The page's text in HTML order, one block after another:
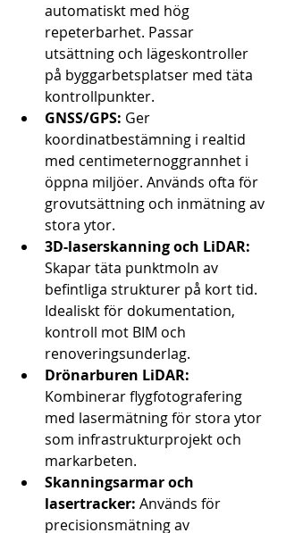
automatiskt med hög
repeterbarhet. Passar
utsättning och lägeskontroller
på byggarbetsplatser med täta
kontrollpunkter.
GNSS/GPS: Ger
koordinatbestämning i realtid
med centimeternoggrannhet i
öppna miljöer. Används ofta för
grovutsättning och inmätning av
stora ytor.
3D-laserskanning och LiDAR:
Skapar täta punktmoln av
befintliga strukturer på kort tid.
Idealiskt för dokumentation,
kontroll mot BIM och
renoveringsunderlag.
Drönarburen LiDAR:
Kombinerar flygfotografering
med lasermätning för stora ytor
som infrastrukturprojekt och
markarbeten.
Skanningsarmar och
lasertracker: Används för
precisionsmätning av